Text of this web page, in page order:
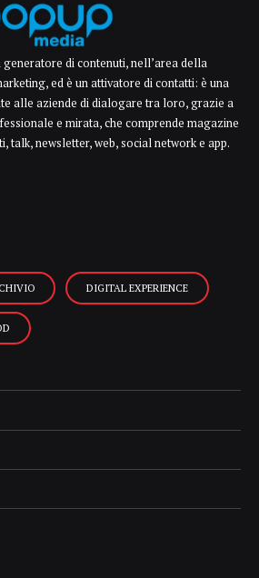
generatore di contenuti, nell’area della
ed è un attivatore di contatti: è una
alle aziende di dialogare tra loro, grazie a
e mirata, che comprende magazine
talk, newsletter, web, social network e app.
DIGITAL EXPERIENCE